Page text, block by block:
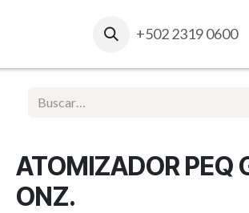
Ventas Corporativas Reportes Web
+502 2319 0600
ATOMIZADOR PEQ
ONZ.